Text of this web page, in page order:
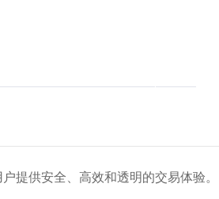
提供安全、高效和透明的交易体验。